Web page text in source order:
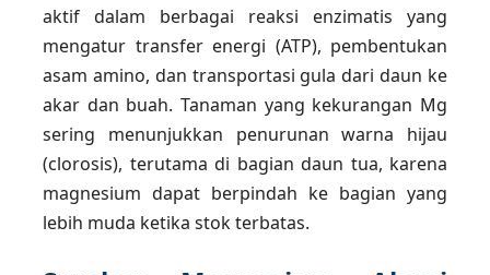
aktif dalam berbagai reaksi enzimatis yang
mengatur transfer energi (ATP), pembentukan
asam amino, dan transportasi gula dari daun ke
akar dan buah. Tanaman yang kekurangan Mg
sering menunjukkan penurunan warna hijau
(clorosis), terutama di bagian daun tua, karena
magnesium dapat berpindah ke bagian yang
lebih muda ketika stok terbatas.